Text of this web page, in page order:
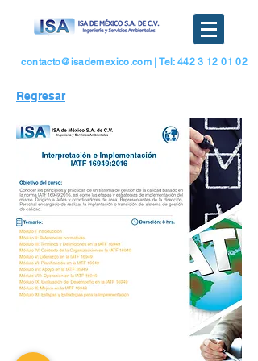
contacto@isademexico.com | Tel: 442 3 12 01 02
Regresar